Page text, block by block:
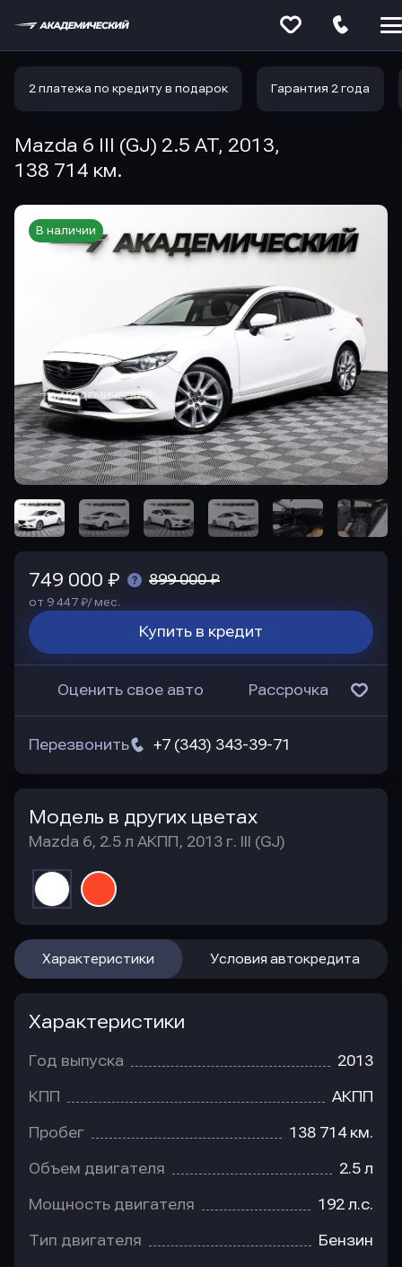
2 платежа по кредиту в подарок Гарантия 2 года
Mazda 6 III (GJ) 2.5 AT, 2013,
138 714 км.
В наличии
749 000 ₽ 899 000 ₽
от 9 447 ₽/ мес.
Купить в кредит
Оценить свое авто Рассрочка
+7 (343) 343-39-71
Перезвонить
Модель в других цветах
Mazda 6, 2.5 л АКПП, 2013 г. III (GJ)
Характеристики Условия автокредита
Характеристики
Год выпуска 2013
КПП АКПП
Пробег 138 714 км.
Объем двигателя 2.5 л
Мощность двигателя 192 л.с.
Тип двигателя Бензин